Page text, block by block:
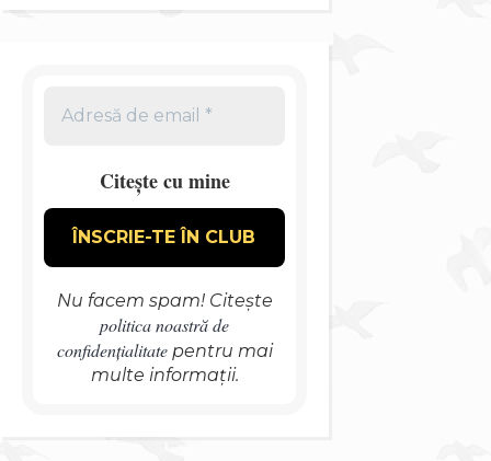
Citește cu mine
Nu facem spam! Citește
politica noastră de
confidențialitatepentru mai
multe informații.